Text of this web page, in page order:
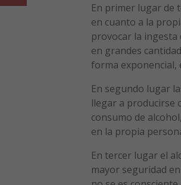
En primer lugar de
en cuanto a la
provocar la
en grandes
forma exponencial,
En segundo lugar
llegar a producirse
consumo de
en la propia
En tercer lugar el
mayor seguridad